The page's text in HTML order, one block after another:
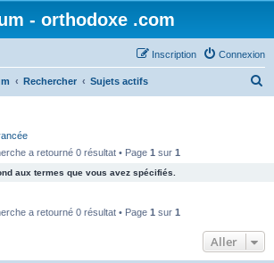
- orthodoxe .com
Connexion
Inscription
Rechercher Sujets actifs
e
a retourné 0 résultat • Page 1 sur 1
aux termes que vous avez spécifiés.
a retourné 0 résultat • Page 1 sur 1
Aller